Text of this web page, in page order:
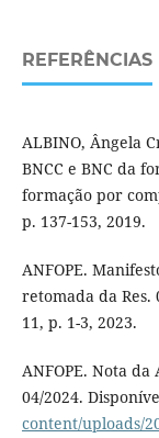
REFERÊNCIAS
ALBINO, Ângela
BNCC e BNC da
formação por
p. 137-153, 2019.
ANFOPE.
retomada da Res.
11, p. 1-3, 2023.
ANFOPE. Nota da
04/2024.
content/uploads/